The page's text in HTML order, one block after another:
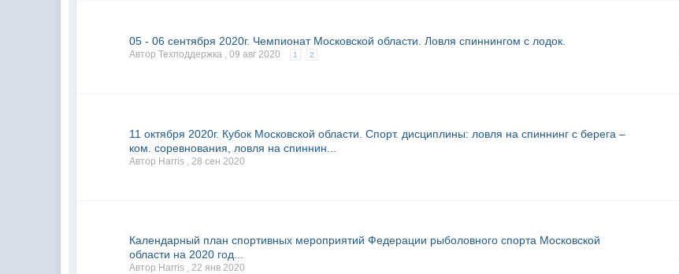
05 - 06 сентября 2020г. Чемпионат Московской области. Ловля спиннингом с лодок.
Автор Техподдержка ,09 авг 2020 1 2
11 октября 2020г. Кубок Московской области. Спорт. дисциплины: ловля на спиннинг с берега –
ком. соревнования, ловля на спиннин...
Автор Harris ,28 сен 2020
Календарный план спортивных мероприятий Федерации рыболовного спорта Московской
области на 2020 год...
Автор Harris ,22 янв 2020